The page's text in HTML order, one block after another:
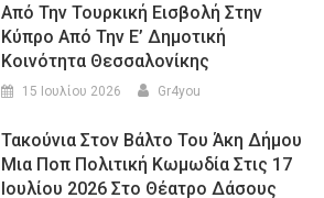
Από Την Τουρκική Εισβολή Στην
Κύπρο Από Την Ε’ Δημοτική
Κοινότητα Θεσσαλονίκης
15 Ιουλίου 2026 Gr4you
Τακούνια Στον Βάλτο Του Άκη Δήμου
Μια Ποπ Πολιτική Κωμωδία Στις 17
Ιουλίου 2026 Στο Θέατρο Δάσους